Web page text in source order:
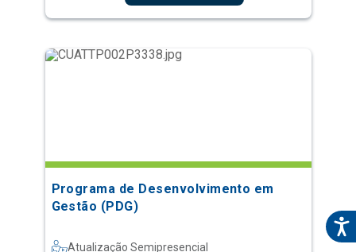
Programa de Desenvolvimento em
Gestão (PDG)
Atualização Semipresencial